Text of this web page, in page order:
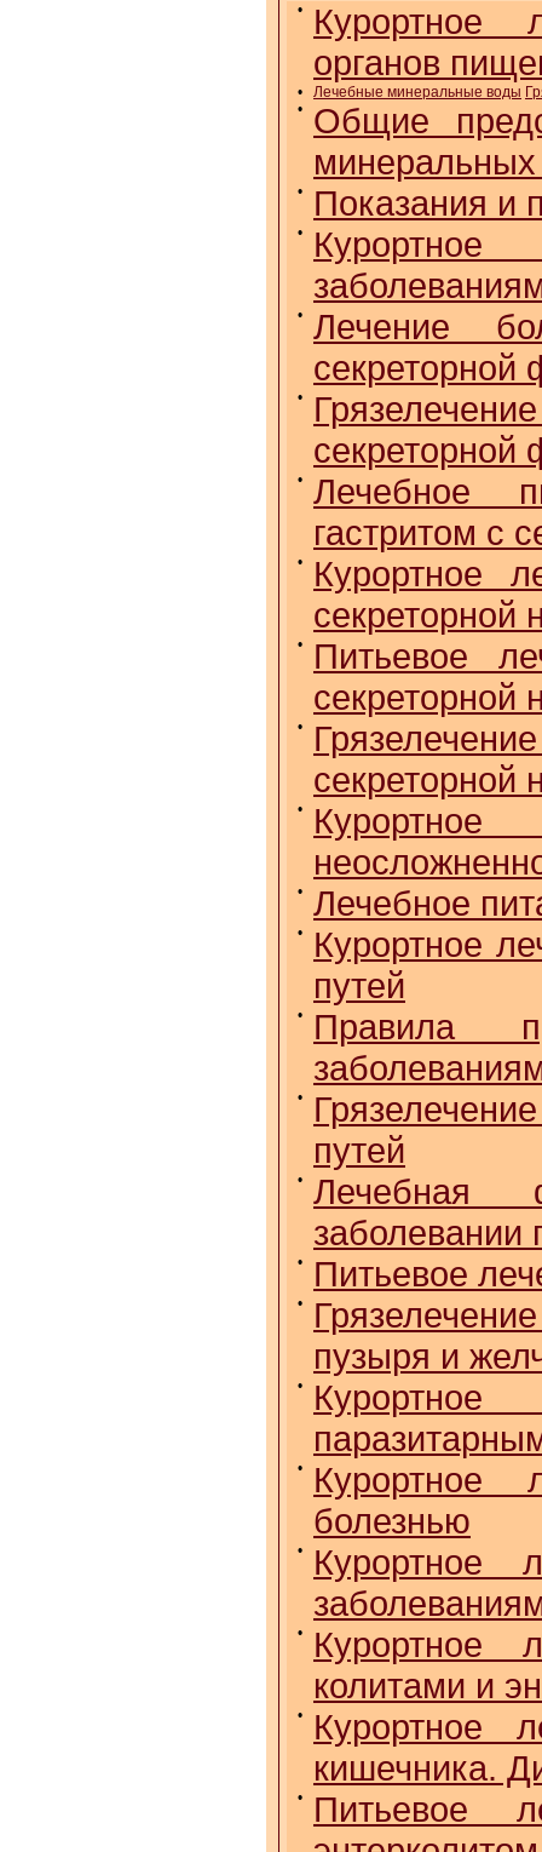
•
Курортное
органов
• Лечебные минеральные воды
•
Общие
минеральных
• Показания и
•
Курортное
•
Лечение
секреторной
•
секреторной
•
Лечебное
гастритом с
•
Курортное
секреторной
•
Питьевое
секреторной
•
секреторной
•
• Лечебное
•
Курортное
путей
•
Правила
•
путей
•
Лечебная
заболевании
• Питьевое
•
пузыря и
•
•
Курортное
болезнью
•
Курортное
•
Курортное
колитами и
•
Курортное
кишечника.
•
Питьевое